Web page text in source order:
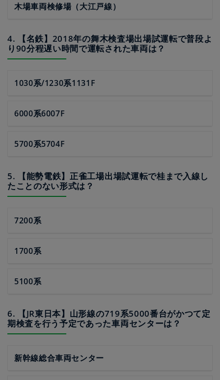
木場車両検修場（大江戸線）
4. 【名鉄】2018年の舞木検査場出場試運転で普段よ
り90分程遅い時間で運転された車両は？
1030系/1230系1131F
6000系6007F
5700系5704F
5. 【能勢電鉄】正雀工場出場試運転で桂まで入線し
たことのない形式は？
7200系
1700系
5100系
6. 【JR東日本】山形線の719系5000番台がかつて定
期検査を行う予定であった車両センターは？
新幹線総合車両センター